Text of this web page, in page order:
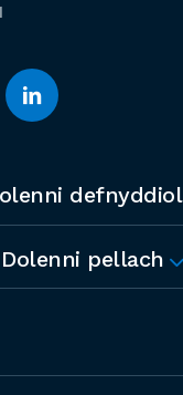
defnyddiol
Dolenni pellach